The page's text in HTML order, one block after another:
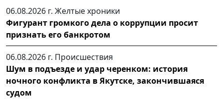
06.08.2026 г. Желтые хроники
Фигурант громкого дела о коррупции просит
признать его банкротом
06.08.2026 г. Происшествия
Шум в подъезде и удар черенком: история
ночного конфликта в Якутске, закончившаяся
судом